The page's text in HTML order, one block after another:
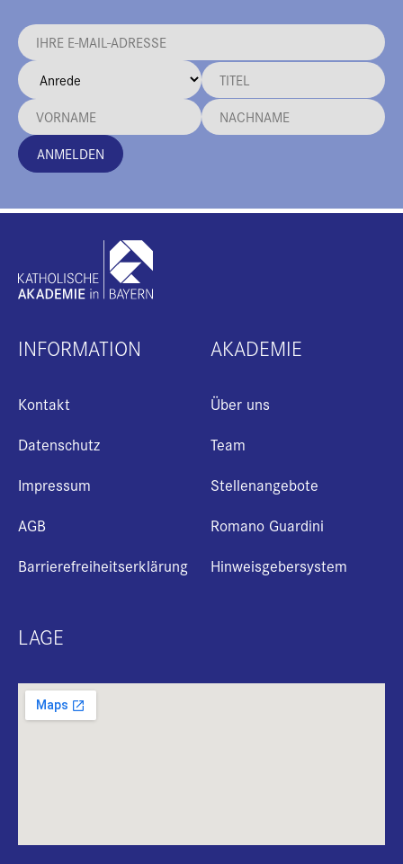
ANMELDEN
INFORMATION
Kontakt
Datenschutz
Impressum
AGB
Barrierefreiheitserklärung
AKADEMIE
Über uns
Team
Stellenangebote
Romano Guardini
Hinweisgebersystem
LAGE